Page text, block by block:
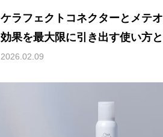
ケラフェクトコネクターとメテオ
効果を最大限に引き出す使い方
2026.02.09